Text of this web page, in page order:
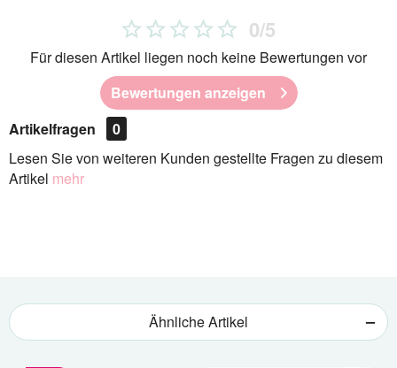
0/5
Für diesen Artikel liegen noch keine Bewertungen vor
Bewertungen anzeigen
Artikelfragen
0
Lesen Sie von weiteren Kunden gestellte Fragen zu diesem
Artikel mehr
Ähnliche Artikel